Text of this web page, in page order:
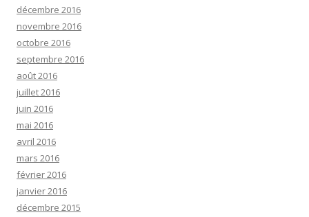
décembre 2016
novembre 2016
octobre 2016
septembre 2016
août 2016
juillet 2016
juin 2016
mai 2016
avril 2016
mars 2016
février 2016
janvier 2016
décembre 2015